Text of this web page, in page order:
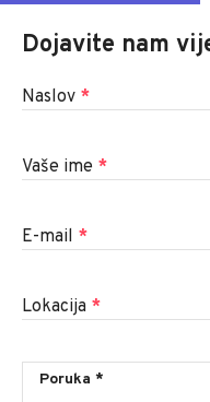
Dojavite nam
Naslov *
Vaše ime *
E-mail *
Lokacija *